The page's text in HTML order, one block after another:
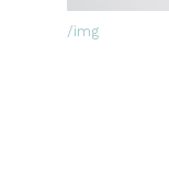
/img